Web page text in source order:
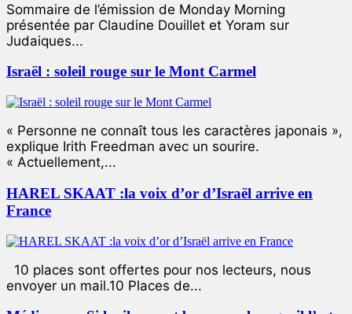
Sommaire de l’émission de Monday Morning
présentée par Claudine Douillet et Yoram sur
Judaiques...
Israël : soleil rouge sur le Mont Carmel
« Personne ne connaît tous les caractères japonais »,
explique Irith Freedman avec un sourire.
« Actuellement,...
HAREL SKAAT :la voix d’or d’Israël arrive en
France
10 places sont offertes pour nos lecteurs, nous
envoyer un mail.10 Places de...